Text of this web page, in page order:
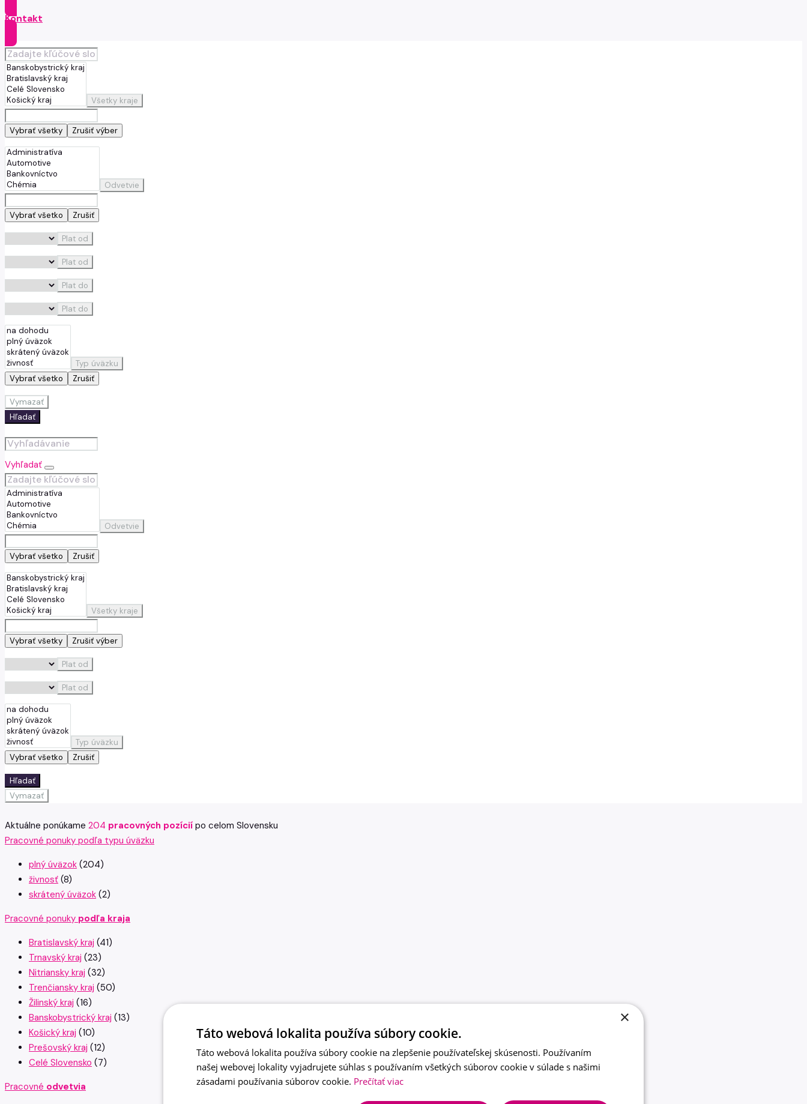
Kontakt
Všetky kraje
Vybrať všetky Zrušiť výber
Odvetvie
Vybrať všetko Zrušiť
Plat od
Plat od
Plat do
Plat do
Typ úväzku
Vybrať všetko
Zrušiť
Vymazať
Hľadať
Vyhľadať
Odvetvie
Vybrať všetko Zrušiť
Všetky kraje
Vybrať všetky Zrušiť výber
Plat od
Plat od
Typ úväzku
Vybrať všetko
Zrušiť
Hľadať
Vymazať
Aktuálne ponúkame 204 pracovných pozícií po celom Slovensku
Pracovné ponuky podľa typu úväzku
plný úväzok (204)
živnosť (8)
skrátený úväzok (2)
Pracovné ponuky podľa kraja
Bratislavský kraj (41)
Trnavský kraj (23)
Nitriansky kraj (32)
Trenčiansky kraj (50)
Žilinský kraj (16)
Banskobystrický kraj (13)
Košický kraj (10)
Prešovský kraj (12)
Celé Slovensko (7)
Pracovné odvetvia
×
Táto webová lokalita používa súbory cookie.
Táto webová lokalita používa súbory cookie na zlepšenie používateľskej skúsenosti. Používaním
našej webovej lokality vyjadrujete súhlas s používaním všetkých súborov cookie v súlade s našimi
zásadami používania súborov cookie. Prečítať viac